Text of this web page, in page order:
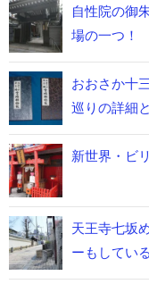
自性院の御
場の一つ！
おおさか十
巡りの詳細
新世界・ビ
天王寺七坂
ーもしてい